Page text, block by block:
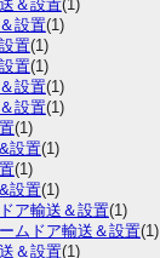
＆設置(1)
設置(1)
置(1)
置(1)
設置(1)
設置(1)
(1)
設置(1)
(1)
設置(1)
ア輸送＆設置(1)
ムドア輸送＆設置(1)
＆設置(1)